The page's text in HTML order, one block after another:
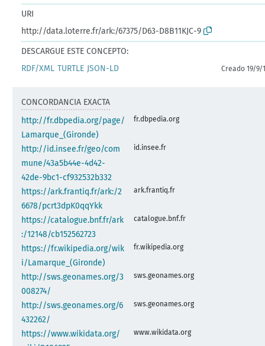
URI
http://data.loterre.fr/ark:/67375/D63-D8B11KJC-9
DESCARGUE ESTE CONCEPTO:
RDF/XML TURTLE JSON-LD Creado 19/9/
CONCORDANCIA EXACTA
http://fr.dbpedia.org/page/
Lamarque_(Gironde)
fr.dbpedia.org
http://id.insee.fr/geo/com
mune/43a5b44e-4d42-
42de-9bc1-cf932532b332
id.insee.fr
https://ark.frantiq.fr/ark:/2
6678/pcrt3dpK0qqYkk
ark.frantiq.fr
https://catalogue.bnf.fr/ark
:/12148/cb152562723
catalogue.bnf.fr
https://fr.wikipedia.org/wik
i/Lamarque_(Gironde)
fr.wikipedia.org
http://sws.geonames.org/3
008274/
sws.geonames.org
http://sws.geonames.org/6
432262/
sws.geonames.org
https://www.wikidata.org/
www.wikidata.org